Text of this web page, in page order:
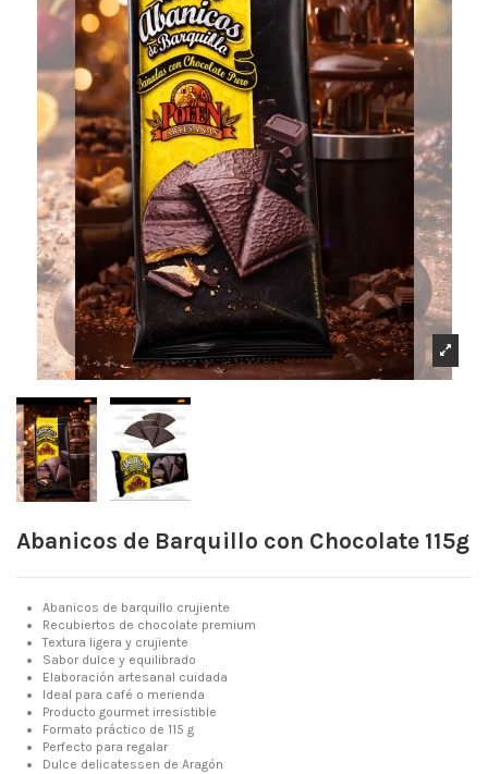
Abanicos de Barquillo con Chocolate 115g
Abanicos de barquillo crujiente
Recubiertos de chocolate premium
Textura ligera y crujiente
Sabor dulce y equilibrado
Elaboración artesanal cuidada
Ideal para café o merienda
Producto gourmet irresistible
Formato práctico de 115 g
Perfecto para regalar
Dulce delicatessen de Aragón